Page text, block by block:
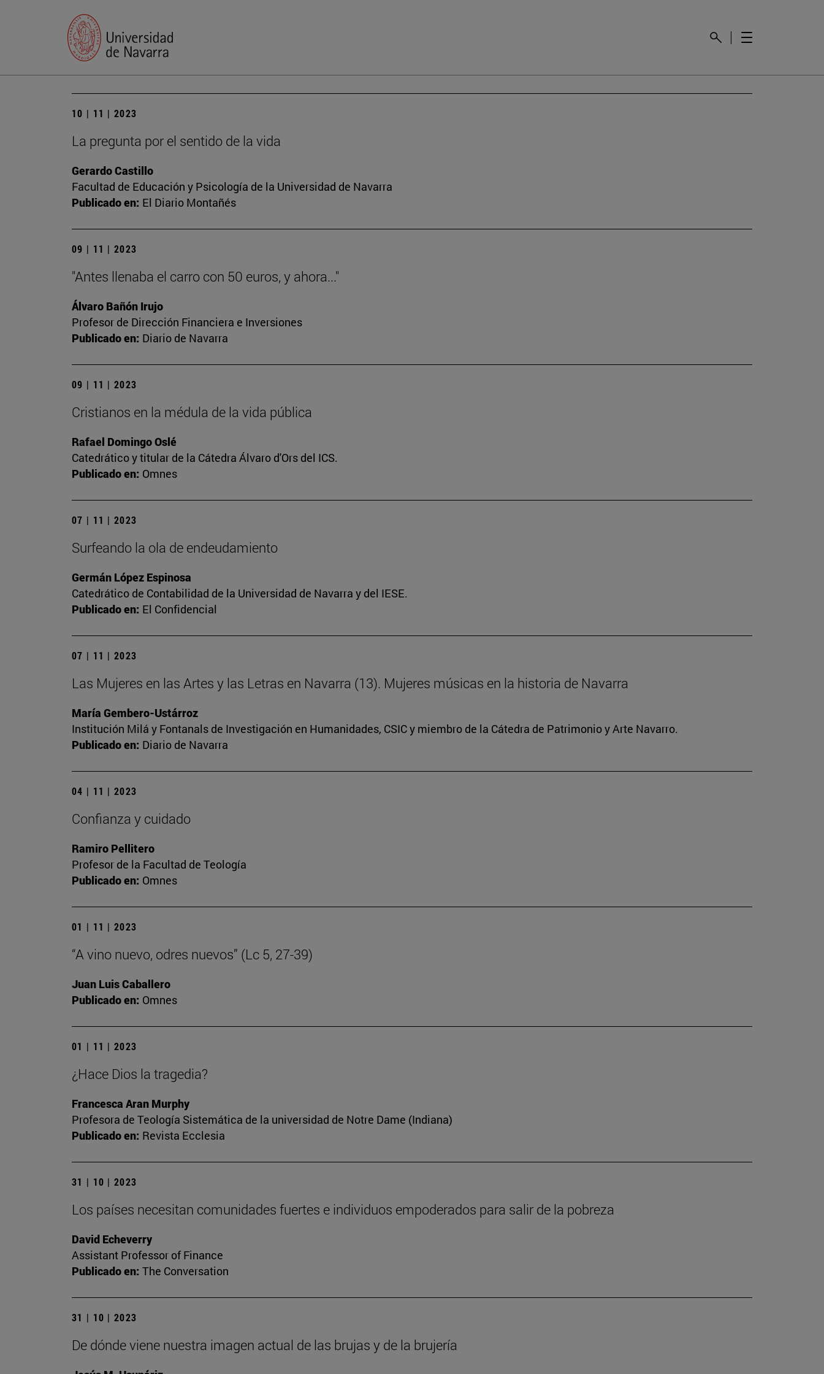
10 | 11 | 2023
La pregunta por el sentido de la vida
Gerardo Castillo
Facultad de Educación y Psicología de la Universidad de Navarra
Publicado en: El Diario Montañés
09 | 11 | 2023
"Antes llenaba el carro con 50 euros, y ahora..."
Álvaro Bañón Irujo
Profesor de Dirección Financiera e Inversiones
Publicado en: Diario de Navarra
09 | 11 | 2023
Cristianos en la médula de la vida pública
Rafael Domingo Oslé
Catedrático y titular de la Cátedra Álvaro d'Ors del ICS.
Publicado en: Omnes
07 | 11 | 2023
Surfeando la ola de endeudamiento
Germán López Espinosa
Catedrático de Contabilidad de la Universidad de Navarra y del IESE.
Publicado en: El Confidencial
07 | 11 | 2023
Las Mujeres en las Artes y las Letras en Navarra (13). Mujeres músicas en la historia de Navarra
María Gembero-Ustárroz
Institución Milá y Fontanals de Investigación en Humanidades, CSIC y miembro de la Cátedra de Patrimonio y Arte Navarro.
Publicado en: Diario de Navarra
04 | 11 | 2023
Confianza y cuidado
Ramiro Pellitero
Profesor de la Facultad de Teología
Publicado en: Omnes
01 | 11 | 2023
“A vino nuevo, odres nuevos” (Lc 5, 27-39)
Juan Luis Caballero
Publicado en: Omnes
01 | 11 | 2023
¿Hace Dios la tragedia?
Francesca Aran Murphy
Profesora de Teología Sistemática de la universidad de Notre Dame (Indiana)
Publicado en: Revista Ecclesia
31 | 10 | 2023
Los países necesitan comunidades fuertes e individuos empoderados para salir de la pobreza
David Echeverry
Assistant Professor of Finance
Publicado en: The Conversation
31 | 10 | 2023
De dónde viene nuestra imagen actual de las brujas y de la brujería